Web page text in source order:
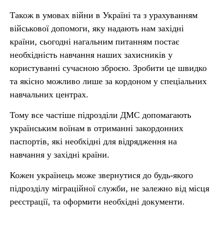
Також в умовах війни в Україні та з урахуванням
військової допомоги, яку надають нам західні
країни, сьогодні нагальним питанням постає
необхідність навчання наших захисників у
користуванні сучасною зброєю. Зробити це швидко
та якісно можливо лише за кордоном у спеціальних
навчальних центрах.
Тому все частіше підрозділи ДМС допомагають
українським воїнам в отриманні закордонних
паспортів, які необхідні для відрядження на
навчання у західні країни.
Кожен українець може звернутися до будь-якого
підрозділу міграційної служби, не залежно від місця
реєстрації, та оформити необхідні документи.